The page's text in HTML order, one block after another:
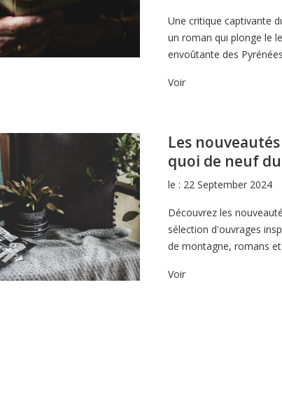
Une critique captivante
un roman qui plonge le
envoûtante des
Voir
Les
quoi de neuf du
le : 22 September 2024
Découvrez les
sélection d'ouvrages
de montagne, romans
Voir